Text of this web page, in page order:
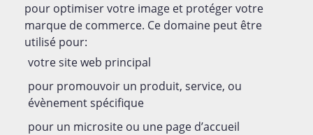
pour optimiser votre image et protéger votre
marque de commerce. Ce domaine peut être
utilisé pour:
votre site web principal
pour promouvoir un produit, service, ou
évènement spécifique
pour un microsite ou une page d’accueil